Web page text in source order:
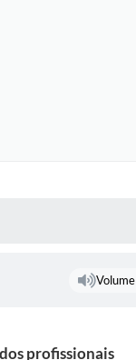
Volume
profissionais